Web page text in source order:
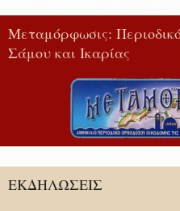
Μεταμόρφωσις:
Σάμου και Ικαρίας
ΕΚΔΗΛΩΣΕΙΣ